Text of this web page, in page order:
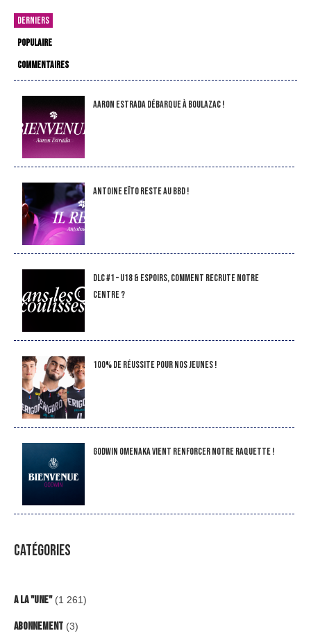
DERNIERS
POPULAIRE
COMMENTAIRES
Aaron Estrada débarque à Boulazac !
Antoine Eïto reste au BBD !
DLC #1 – U18 & Espoirs, comment recrute notre
Centre ?
100% de réussite pour nos jeunes !
Godwin Omenaka vient renforcer notre raquette !
CATÉGORIES
A la "Une"(1 261)
Abonnement (3)